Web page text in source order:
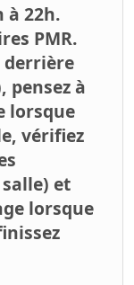
à 22h.
PMR.
derrière
pensez à
lorsque
vérifiez
et
lorsque